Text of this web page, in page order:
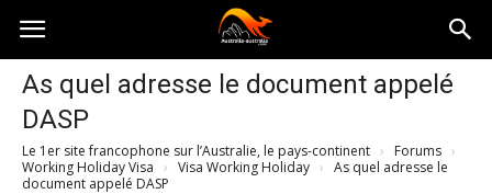
Australia-
australie.com
As quel adresse le document appelé
DASP
Le 1er site francophone sur l’Australie, le pays-continent › Forums ›
Working Holiday Visa › Visa Working Holiday › As quel adresse le
document appelé DASP